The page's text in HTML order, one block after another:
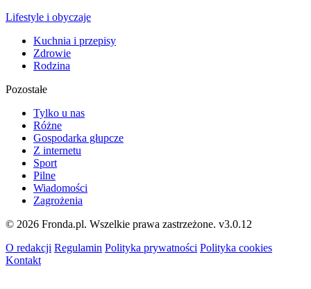
Lifestyle i obyczaje
Kuchnia i przepisy
Zdrowie
Rodzina
Pozostałe
Tylko u nas
Różne
Gospodarka głupcze
Z internetu
Sport
Pilne
Wiadomości
Zagrożenia
© 2026 Fronda.pl. Wszelkie prawa zastrzeżone. v3.0.12
O redakcji Regulamin Polityka prywatności Polityka cookies
Kontakt